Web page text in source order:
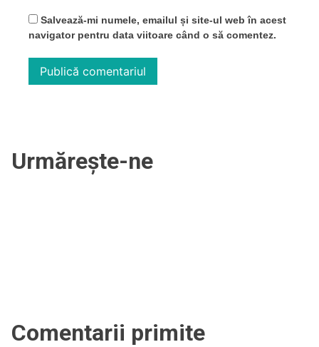
Salvează-mi numele, emailul și site-ul web în acest
navigator pentru data viitoare când o să comentez.
Urmărește-ne
Comentarii primite